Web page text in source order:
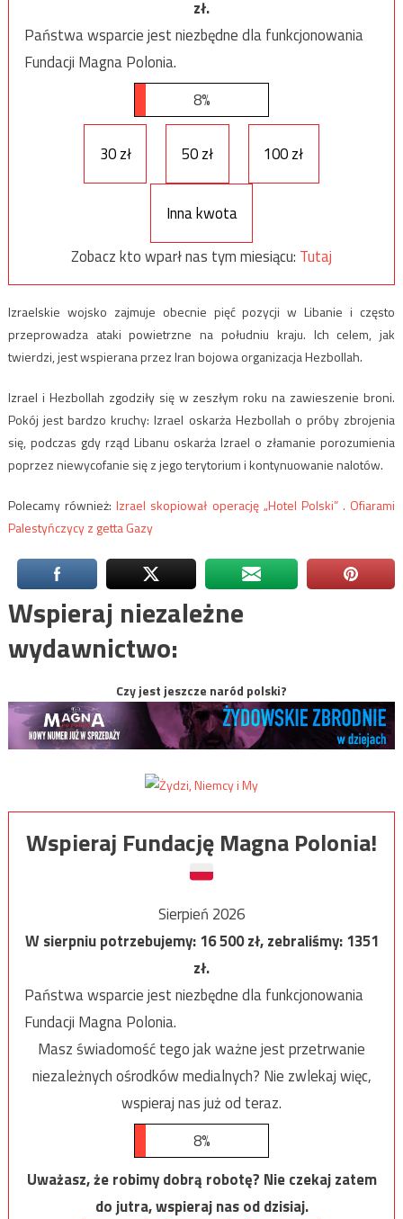
zł.
Państwa wsparcie jest niezbędne dla funkcjonowania
Fundacji Magna Polonia.
8%
30 zł 50 zł 100 zł
Inna kwota
Zobacz kto wparł nas tym miesiącu: Tutaj
Izraelskie wojsko zajmuje obecnie pięć pozycji w Libanie i często
przeprowadza ataki powietrzne na południu kraju. Ich celem, jak
twierdzi, jest wspierana przez Iran bojowa organizacja Hezbollah.
Izrael i Hezbollah zgodziły się w zeszłym roku na zawieszenie broni.
Pokój jest bardzo kruchy: Izrael oskarża Hezbollah o próby zbrojenia
się, podczas gdy rząd Libanu oskarża Izrael o złamanie porozumienia
poprzez niewycofanie się z jego terytorium i kontynuowanie nalotów.
Polecamy również:Izrael skopiował operację „Hotel Polski” . Ofiarami
Palestyńczycy z getta Gazy
Wspieraj niezależne
wydawnictwo:
Czy jest jeszcze naród polski?
Wspieraj Fundację Magna Polonia!
Sierpień 2026
W sierpniu potrzebujemy:16 500zł, zebraliśmy:1351
zł.
Państwa wsparcie jest niezbędne dla funkcjonowania
Fundacji Magna Polonia.
Masz świadomość tego jak ważne jest przetrwanie
niezależnych ośrodków medialnych? Nie zwlekaj więc,
wspieraj nas już od teraz.
8%
Uważasz, że robimy dobrą robotę? Nie czekaj zatem
do jutra, wspieraj nas od dzisiaj.